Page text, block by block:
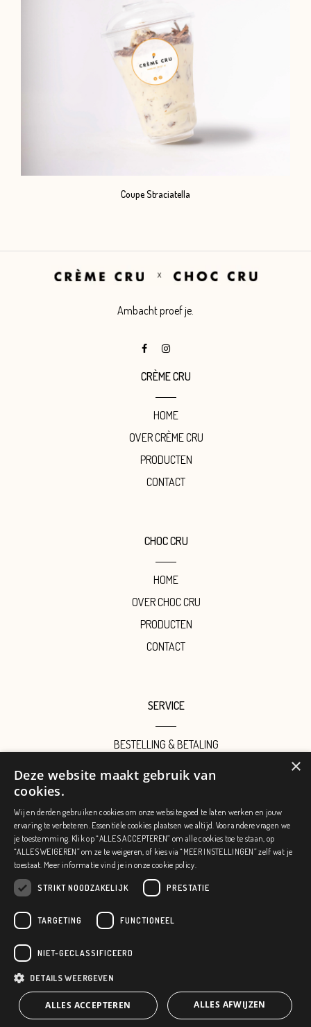
Coupe Straciatella
Ambacht proef je.
CRÈME CRU
HOME
OVER CRÈME CRU
PRODUCTEN
CONTACT
CHOC CRU
HOME
OVER CHOC CRU
PRODUCTEN
CONTACT
SERVICE
BESTELLING & BETALING
AFHALING
ALGEMENE VOORWAARDEN
PRIVACY POLICY
COOKIE POLICY
Business klant? Bezoek dan zeker ook onze
×
Deze website maakt gebruik van
cookies.
Wij en derden gebruiken cookies om onze website goed te laten werken en jouw
ervaring te verbeteren. Essentiële cookies plaatsen we altijd. Voor andere vragen we
je toestemming. Klik op “ALLES ACCEPTEREN” om alle cookies toe te staan, op
“ALLES WEIGEREN” om ze te weigeren, of kies via “MEER INSTELLINGEN” zelf wat je
toestaat. Meer informatie vind je in onze cookie policy.
STRIKT NOODZAKELIJK PRESTATIE
TARGETING FUNCTIONEEL
NIET-GECLASSIFICEERD
DETAILS WEERGEVEN
ALLES ACCEPTEREN ALLES AFWIJZEN